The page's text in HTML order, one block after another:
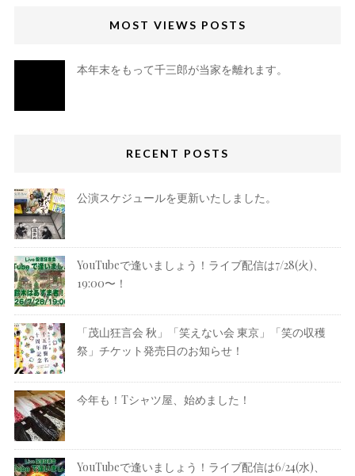
MOST VIEWS POSTS
本年末をもって千三郎が当家を離れます。
RECENT POSTS
公演スケジュールを更新いたしました。
YouTubeで逢いましょう！ライブ配信は7/28(火)、
19:00〜！
「茂山狂言会 秋」「笑えない会 東京」「笑の収穫
祭」チケット発売日のお知らせ！
今年も！Tシャツ屋、始めました！
YouTubeで逢いましょう！ライブ配信は6/24(水)、